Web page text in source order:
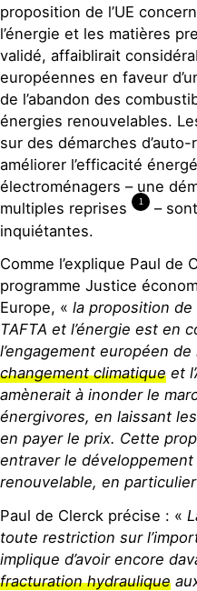
proposition de l’UE
l’énergie et les matières
validé, affaiblirait
européennes en faveur
de l’abandon des
énergies renouvelables.
sur des démarches
améliorer l’efficacité
électroménagers – une
multiples reprises
1
–
inquiétantes.
Comme l’explique Paul de
programme Justice
Europe, « la proposition de
TAFTA et l’énergie est en
l’engagement européen
changement climatique et
amènerait à inonder le
énergivores, en laissant
en payer le prix. Cette
entraver le
renouvelable, en
Paul de Clerck précise : «
toute restriction sur
implique d’avoir encore
fracturation hydraulique